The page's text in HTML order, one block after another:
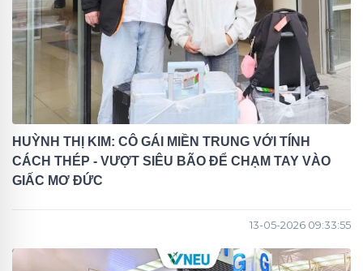
HUỲNH THỊ KIM: CÔ GÁI MIỀN TRUNG VỚI TÍNH
CÁCH THÉP - VƯỢT SIÊU BÃO ĐỂ CHẠM TAY VÀO
GIẤC MƠ ĐỨC
13-05-2026 09:33:55